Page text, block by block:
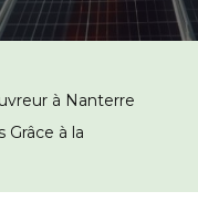
à Nanterre
à la